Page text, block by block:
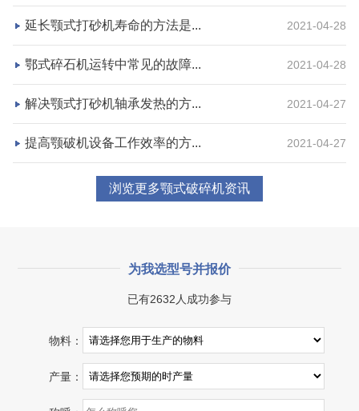
项目业主
咨询该项目执行经理
湖北省宜昌市砂石集并日产一万吨砂石料生产线
项目坐标
湖北省宜昌市
设计产能
日产一万吨
延长颚式打砂机寿命的方法是... 2021-04-28
鄂式碎石机运转中常见的故障... 2021-04-28
解决颚式打砂机轴承发热的方... 2021-04-27
提高颚破机设备工作效率的方... 2021-04-27
浏览更多颚式破碎机资讯
为我选型号并报价
已有2632人成功参与
物料：
产量：